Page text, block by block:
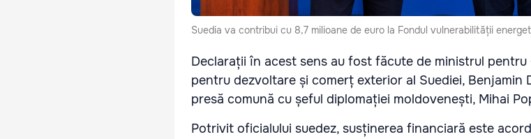
Suedia va contribui cu 8,7 milioane de euro la Fondul vulnerabilității
Declarații în acest sens au fost făcute de ministrul
pentru dezvoltare și comerț exterior al Suediei,
presă comună cu șeful diplomației moldovenești, Mihai
Potrivit oficialului suedez, susținerea financiară este